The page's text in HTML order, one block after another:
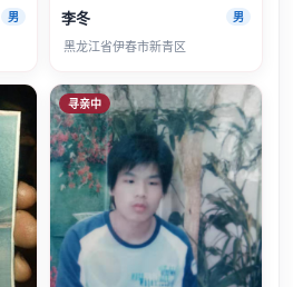
男 李冬 男
黑龙江省伊春市新青区
寻亲中